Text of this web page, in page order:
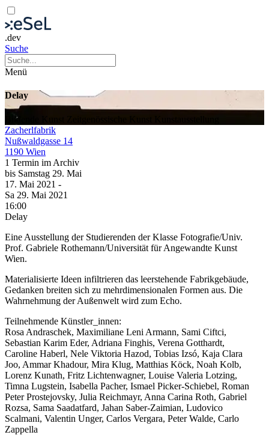
.dev
Suche
Menü
Delay
Bildende Kunst
Zacherlfabrik
Nußwaldgasse 14
1190 Wien
1 Termin im Archiv
bis Samstag 29. Mai
17. Mai 2021 -
Sa 29. Mai 2021
16:00
Delay
Eine Ausstellung der Studierenden der Klasse Fotografie/Univ.
Prof. Gabriele Rothemann/Universität für Angewandte Kunst
Wien.
Materialisierte Ideen infiltrieren das leerstehende Fabrikgebäude,
Gedanken breiten sich zu mehrdimensionalen Formen aus. Die
Wahrnehmung der Außenwelt wird zum Echo.
Teilnehmende Künstler_innen:
Rosa Andraschek, Maximiliane Leni Armann, Sami Ciftci,
Sebastian Karim Eder, Adriana Finghis, Verena Gotthardt,
Caroline Haberl, Nele Viktoria Hazod, Tobias Izsó, Kaja Clara
Joo, Ammar Khadour, Mira Klug, Matthias Köck, Noah Kolb,
Lorenz Kunath, Fritz Lichtenwagner, Louise Valeria Lotzing,
Timna Lugstein, Isabella Pacher, Ismael Picker-Schiebel, Roman
Peter Prostejovsky, Julia Reichmayr, Anna Carina Roth, Gabriel
Rozsa, Sama Saadatfard, Jahan Saber-Zaimian, Ludovico
Scalmani, Valentin Unger, Carlos Vergara, Peter Walde, Carlo
Zappella